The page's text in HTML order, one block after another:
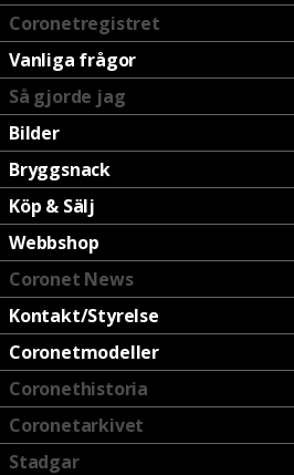
Coronetregistret
Vanliga frågor
Så gjorde jag
Bilder
Bryggsnack
Köp & Sälj
Webbshop
Coronet News
Kontakt/Styrelse
Coronetmodeller
Coronethistoria
Coronetarkivet
Stadgar